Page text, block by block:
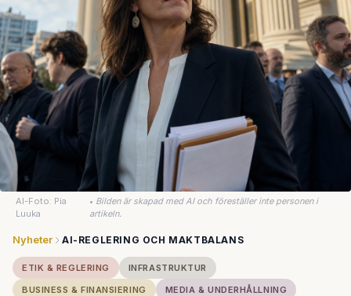
AI-Foto: Pia
Luuka
• Bilden är skapad med AI och föreställer inte personen i
artikeln.
Nyheter AI-REGLERING OCH MAKTBALANS
ETIK & REGLERING
INFRASTRUKTUR
BUSINESS & FINANSIERING
MEDIA & UNDERHÅLLNING